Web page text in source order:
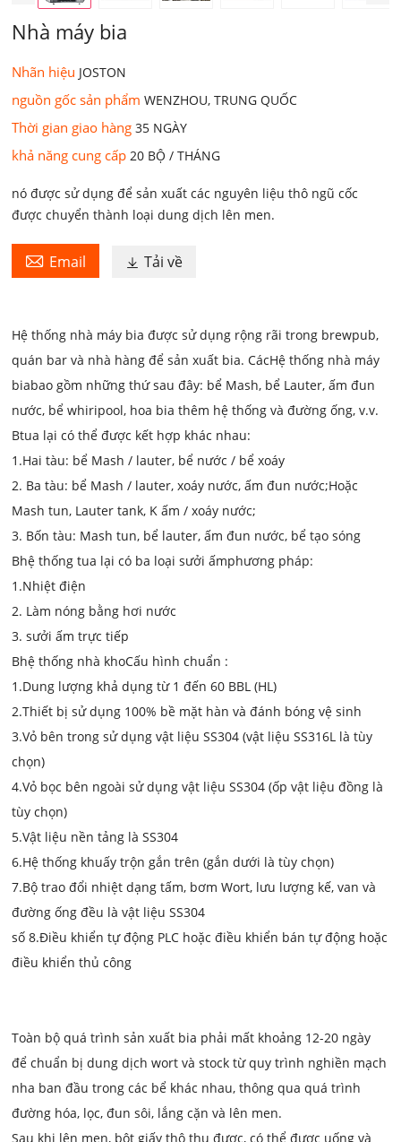
Nhà máy bia
Nhãn hiệu JOSTON
nguồn gốc sản phẩmWENZHOU, TRUNG QUỐC
Thời gian giao hàng35 NGÀY
khả năng cung cấp 20 BỘ / THÁNG
nó được sử dụng để sản xuất các nguyên liệu thô ngũ cốc
được chuyển thành loại dung dịch lên men.
 Email  Tải về
Hệ thống nhà máy bia được sử dụng rộng rãi trong brewpub,
quán bar và nhà hàng để sản xuất bia. CácHệ thống nhà máy
biabao gồm những thứ sau đây: bể Mash, bể Lauter, ấm đun
nước, bể whiripool, hoa bia thêm hệ thống và đường ống, v.v.
Btua lại có thể được kết hợp khác nhau:
1.Hai tàu: bể Mash / lauter, bể nước / bể xoáy
2. Ba tàu: bể Mash / lauter, xoáy nước, ấm đun nước;Hoặc
Mash tun, Lauter tank, K ấm / xoáy nước;
3. Bốn tàu: Mash tun, bể lauter, ấm đun nước, bể tạo sóng
Bhệ thống tua lại có ba loại sưởi ấmphương pháp:
1.Nhiệt điện
2. Làm nóng bằng hơi nước
3. sưởi ấm trực tiếp
Bhệ thống nhà khoCấu hình chuẩn :
1.Dung lượng khả dụng từ 1 đến 60 BBL (HL)
2.Thiết bị sử dụng 100% bề mặt hàn và đánh bóng vệ sinh
3.Vỏ bên trong sử dụng vật liệu SS304 (vật liệu SS316L là tùy
chọn)
4.Vỏ bọc bên ngoài sử dụng vật liệu SS304 (ốp vật liệu đồng là
tùy chọn)
5.Vật liệu nền tảng là SS304
6.Hệ thống khuấy trộn gắn trên (gắn dưới là tùy chọn)
7.Bộ trao đổi nhiệt dạng tấm, bơm Wort, lưu lượng kế, van và
đường ống đều là vật liệu SS304
số 8.Điều khiển tự động PLC hoặc điều khiển bán tự động hoặc
điều khiển thủ công
Toàn bộ quá trình sản xuất bia phải mất khoảng 12-20 ngày
để chuẩn bị dung dịch wort và stock từ quy trình nghiền mạch
nha ban đầu trong các bể khác nhau, thông qua quá trình
đường hóa, lọc, đun sôi, lắng cặn và lên men.
Sau khi lên men, bột giấy thô thu được, có thể được uống và